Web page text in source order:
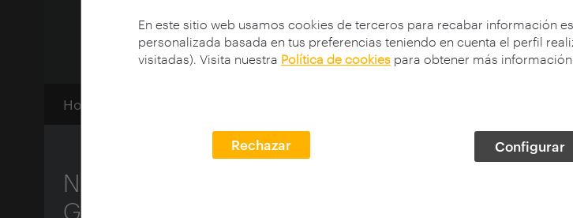
En este sitio web usamos cookies de terceros para recabar información
personalizada basada en tus preferencias teniendo en cuenta el perfil
visitadas). Visita nuestra Política de cookies para obtener más información.
Rechazar Configurar
Home
No domingo, 15 de março, soubemos da morte
Gregotti por pneumonia desencadeada pelo